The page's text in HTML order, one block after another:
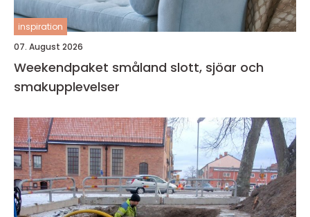
inspiration
07. August 2026
Weekendpaket småland slott, sjöar och
smakupplevelser